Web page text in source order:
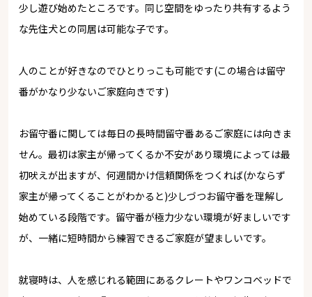
少し遊び始めたところです。同じ空間をゆったり共有するよう
な先住犬との同居は可能な子です。
人のことが好きなのでひとりっこも可能です(この場合は留守
番がかなり少ないご家庭向きです)
お留守番に関しては毎日の長時間留守番あるご家庭には向きま
せん。最初は家主が帰ってくるか不安があり環境によっては最
初吠えが出ますが、何週間かけ信頼関係をつくれば(かならず
家主が帰ってくることがわかると)少しづつお留守番を理解し
始めている段階です。留守番が極力少ない環境が好ましいです
が、一緒に短時間から練習できるご家庭が望ましいです。
就寝時は、人を感じれる範囲にあるクレートやワンコベッドで